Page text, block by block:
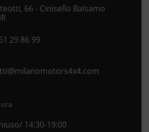
66 - Cinisello Balsamo
29 86 99
Opens
14:30-19:00